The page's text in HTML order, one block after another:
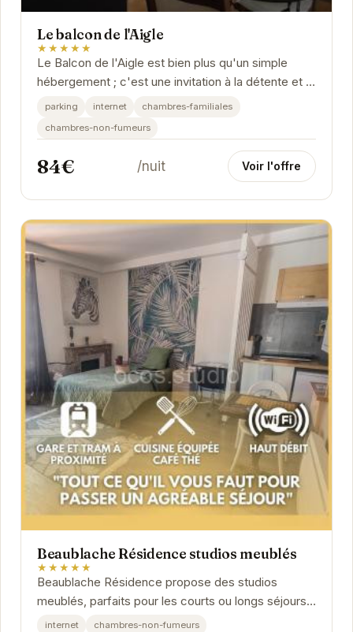
Le balcon de l'Aigle
★★★★★
Le Balcon de l'Aigle est bien plus qu'un simple
hébergement ; c'est une invitation à la détente et à
la découverte. Idéalement situé, il offre...
parking internet
chambres-familiales
chambres-non-fumeurs
84€ /nuit Voir l'offre
Beaublache Résidence studios meublés
★★★★★
Beaublache Résidence propose des studios
meublés, parfaits pour les courts ou longs séjours.
Chaque studio est équipé pour vous offrir un...
internet chambres-non-fumeurs